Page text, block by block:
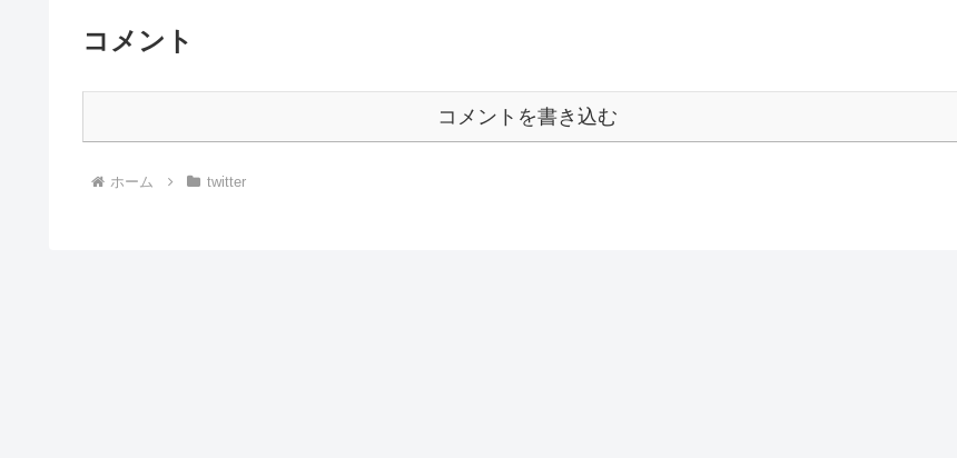
コメント
コメントを書き込む
ホーム twitter